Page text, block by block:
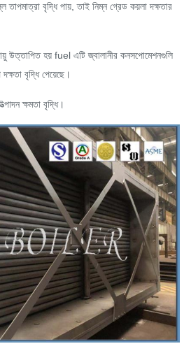
তাপমাত্রা বৃদ্ধি পায়, তাই নিম্ন গ্রেড কয়লা দক্ষতার
উত্তাপিত হয় fuel এটি জ্বালানীর কনসপোমেশনগুলি
বৃদ্ধি পেয়েছে।
ক্ষমতা বৃদ্ধি।